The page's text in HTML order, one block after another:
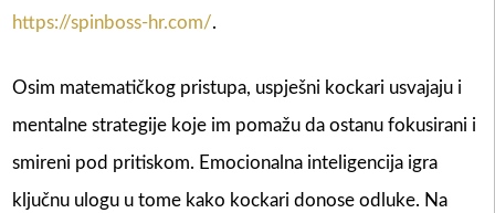
https://spinboss-hr.com/.
Osim matematičkog pristupa, uspješni kockari usvajaju i
mentalne strategije koje im pomažu da ostanu fokusirani i
smireni pod pritiskom. Emocionalna inteligencija igra
ključnu ulogu u tome kako kockari donose odluke. Na